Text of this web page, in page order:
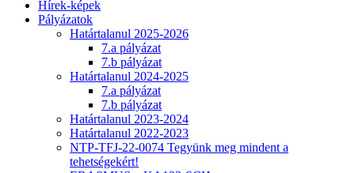
Hírek-képek
Pályázatok
Határtalanul 2025-2026
7.a pályázat
7.b pályázat
Határtalanul 2024-2025
7.a pályázat
7.b pályázat
Határtalanul 2023-2024
Határtalanul 2022-2023
NTP-TFJ-22-0074 Tegyünk meg mindent a
tehetségekért!